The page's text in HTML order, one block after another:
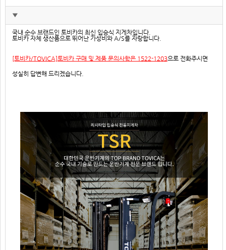
▼
국내 순수 브랜드인 토비카의 최신 입승식 지게차입니다.
토비카 자체 생산품으로 뛰어난 가성비와 A/S를 자랑합니다.
[토비카/TOVICA]토비카 구매 및 제품 문의사항은 1522-1203으로 전화주시면
성실히 답변해 드리겠습니다.